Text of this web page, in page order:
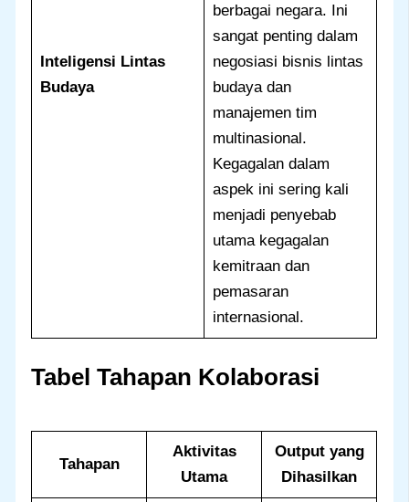
Inteligensi Lintas
Budaya
berbagai negara. Ini
sangat penting dalam
negosiasi bisnis lintas
budaya dan
manajemen tim
multinasional.
Kegagalan dalam
aspek ini sering kali
menjadi penyebab
utama kegagalan
kemitraan dan
pemasaran
internasional.
Tabel Tahapan Kolaborasi
Tahapan
Aktivitas
Utama
Output yang
Dihasilkan